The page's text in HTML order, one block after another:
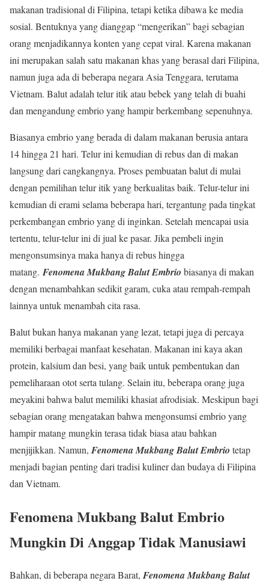
makanan tradisional di Filipina, tetapi ketika dibawa ke media
sosial. Bentuknya yang dianggap “mengerikan” bagi sebagian
orang menjadikannya konten yang cepat viral. Karena makanan
ini merupakan salah satu makanan khas yang berasal dari Filipina,
namun juga ada di beberapa negara Asia Tenggara, terutama
Vietnam. Balut adalah telur itik atau bebek yang telah di buahi
dan mengandung embrio yang hampir berkembang sepenuhnya.
Biasanya embrio yang berada di dalam makanan berusia antara
14 hingga 21 hari. Telur ini kemudian di rebus dan di makan
langsung dari cangkangnya. Proses pembuatan balut di mulai
dengan pemilihan telur itik yang berkualitas baik. Telur-telur ini
kemudian di erami selama beberapa hari, tergantung pada tingkat
perkembangan embrio yang di inginkan. Setelah mencapai usia
tertentu, telur-telur ini di jual ke pasar. Jika pembeli ingin
mengonsumsinya maka hanya di rebus hingga
matang. Fenomena Mukbang Balut Embrio biasanya di makan
dengan menambahkan sedikit garam, cuka atau rempah-rempah
lainnya untuk menambah cita rasa.
Balut bukan hanya makanan yang lezat, tetapi juga di percaya
memiliki berbagai manfaat kesehatan. Makanan ini kaya akan
protein, kalsium dan besi, yang baik untuk pembentukan dan
pemeliharaan otot serta tulang. Selain itu, beberapa orang juga
meyakini bahwa balut memiliki khasiat afrodisiak. Meskipun bagi
sebagian orang mengatakan bahwa mengonsumsi embrio yang
hampir matang mungkin terasa tidak biasa atau bahkan
menjijikkan. Namun, Fenomena Mukbang Balut Embrio tetap
menjadi bagian penting dari tradisi kuliner dan budaya di Filipina
dan Vietnam.
Fenomena Mukbang Balut Embrio
Mungkin Di Anggap Tidak Manusiawi
Bahkan, di beberapa negara Barat, Fenomena Mukbang Balut